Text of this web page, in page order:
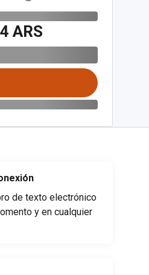
ARS
de texto electrónico
y en cualquier